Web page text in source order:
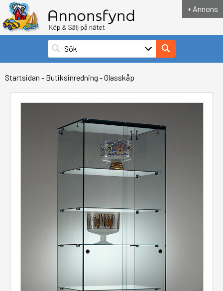
+ Annons
Startsidan - Butiksinredning -Glasskåp